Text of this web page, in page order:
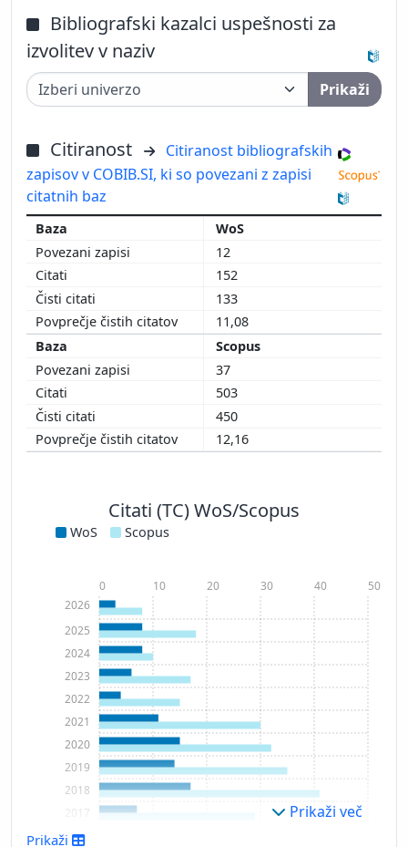
Bibliografski kazalci uspešnosti za
izvolitev v naziv
Prikaži
Citiranost
Citiranost bibliografskih
zapisov v COBIB.SI, ki so povezani z zapisi
citatnih baz
WoS
12
152
133
11,08
Scopus
37
503
450
12,16
Citati (TC) WoS/Scopus
WoS Scopus
2016
2017
2018
2019
2020
2021
2022
2023
2024
2025
2026
0 10 20 30 40 50
Prikaži več
Prikaži